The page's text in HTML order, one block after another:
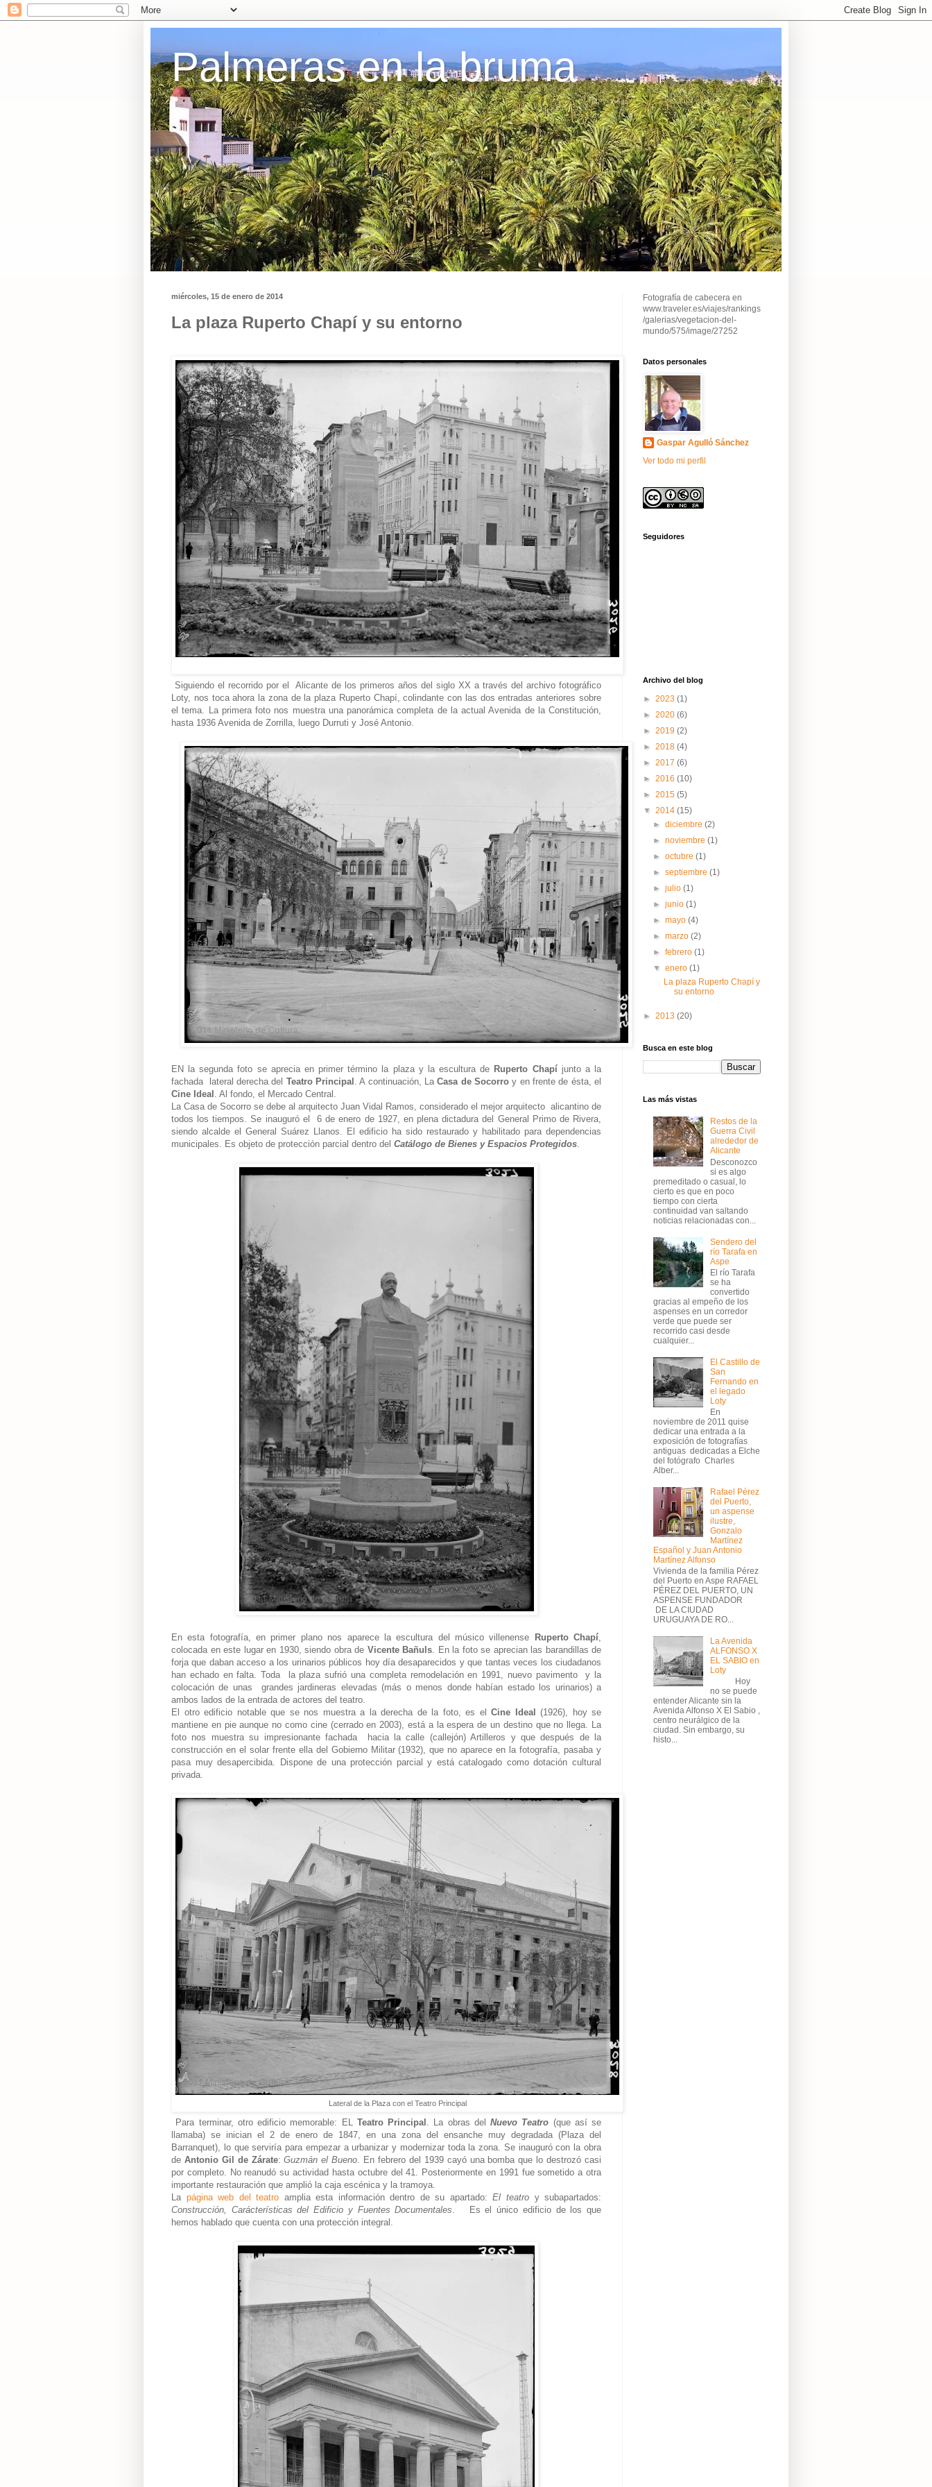
Palmeras en la bruma
miércoles, 15 de enero de 2014
La plaza Ruperto Chapí y su entorno
Siguiendo el recorrido por el Alicante de los primeros años del siglo XX a través del archivo fotográfico
Loty, nos toca ahora la zona de la plaza Ruperto Chapí, colindante con las dos entradas anteriores sobre
el tema.
La primera foto nos muestra una panorámica completa de la actual Avenida de la Constitución,
hasta 1936 Avenida de Zorrilla,
uego Durruti y José Antonio.
EN la segunda foto se aprecia en primer término la plaza y la escultura de Ruperto Chapí junto a la
fachada
lateral derecha del Teatro Principal . A continuación, LaCasa de Socorro y en frente de ésta, el
Cine Ideal
. Al fondo, el Mercado Central.
La Casa de Socorro se debe al arquitecto Juan Vidal Ramos, considerado el mejor arquitecto alicantino de
todos los tiempos. Se inauguró el 6 de enero de 1927, en plena dictadura del General Primo de Rivera,
siendo alcalde el General Suárez Llanos. El edificio ha sido restaurado y habilitado para dependencias
municipales. Es objeto de protección parcial dentro del Catálogo de Bienes y Espacios Protegidos
En esta fotografía, en primer plano nos aparece la escultura del músico villenense Ruperto Chapí
colocada en este lugar en 1930, siendo obra de Vicente Bañuls . En la foto se aprecian las barandillas de
forja que daban acceso a los urinarios públicos hoy día desaparecidos y que tantas veces los ciudadanos
han echado en falta. Toda la plaza sufrió una completa remodelación en 1991, nuevo pavimento y la
colocación de unas grandes jardineras elevadas (más o menos donde habían estado los urinarios) a
ambos lados de la entrada de actores del teatro.
El otro edificio notable que se nos muestra a la derecha de la foto, es el Cine Ideal (1926), hoy se
mantiene en pie aunque no como cine (cerrado en 2003), está a la espera de un destino que no llega. La
foto nos muestra su impresionante fachada hacia la calle (callejón) Artilleros y que después de la
construcción en el solar frente ella del Gobierno Militar (1932), que no aparece en la fotografía, pasaba y
pasa muy desapercibida. Dispone de una protección parcial y está catalogado como dotación cultural
privada.
Lateral de la Plaza con el Teatro Principal
Para terminar, otro edificio memorable: EL Teatro Principal . La obras del Nuevo Teatro (que así se
llamaba) se inician el 2 de enero de 1847, en una zona del ensanche muy degradada (Plaza del
Barranquet), lo que serviría para empezar a urbanizar y modernizar toda la zona. Se inauguró con la obra
de Antonio Gil de Zárate:Guzmán el Bueno. En febrero del 1939 cayó una bomba que lo destrozó casi
por completo. No reanudó su actividad hasta octubre del 41. Posteriormente en 1991 fue sometido a otra
importante restauración que amplió la caja escénica y la tramoya.
La página web del teatro amplia esta información dentro de su apartado:El teatro y subapartados:
Construcción, Carácterísticas del Edificio y Fuentes Documentales. Es el único edificio de los que
hemos hablado que cuenta con una protección integral.
Fotografía de cabecera en
www.traveler.es/viajes/rankings
/galerias/vegetacion-del-
mundo/575/image/27252
Datos personales
Gaspar Agulló Sánchez
Ver todo mi perfil
Seguidores
Archivo del blog
► 2023 (1)
► 2020 (6)
► 2019 (2)
► 2018 (4)
► 2017 (6)
► 2016 (10)
► 2015 (5)
▼ 2014 (15)
►diciembre(2)
►noviembre(1)
►octubre(1)
►septiembre(1)
►julio(1)
►junio(1)
►mayo(4)
►marzo(2)
►febrero(1)
▼enero(1)
La plaza Ruperto Chapí y
su entorno
► 2013 (20)
Busca en este blog
Las más vistas
Restos de la
Guerra Civil
alrededor de
Alicante
Desconozco
si es algo
premeditado o casual, lo
cierto es que en poco
tiempo con cierta
continuidad van saltando
noticias relacionadas con...
Sendero del
río Tarafa en
Aspe
El río Tarafa
se ha
convertido
gracias al empeño de los
aspenses en un corredor
verde que puede ser
recorrido casi desde
cualquier...
El Castillo de
San
Fernando en
el legado
Loty
En
noviembre de 2011 quise
dedicar una entrada a la
exposición de fotografías
antiguas dedicadas a Elche
del fotógrafo Charles
Alber...
Rafael Pérez
del Puerto,
un aspense
ilustre,
Gonzalo
Martínez
Español y Juan Antonio
Martínez Alfonso
Vivienda de la familia Pérez
del Puerto en Aspe RAFAEL
PÉREZ DEL PUERTO, UN
ASPENSE FUNDADOR
DE LA CIUDAD
URUGUAYA DE RO...
La Avenida
ALFONSO X
EL SABIO en
Loty
Hoy
no se puede
entender Alicante sin la
Avenida Alfonso X El Sabio ,
centro neurálgico de la
ciudad. Sin embargo, su
histo...